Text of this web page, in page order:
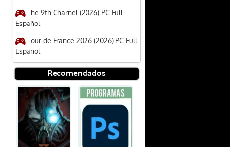
The 9th Charnel (2026) PC Full
Español
Tour de France 2026 (2026) PC Full
Español
Recomendados